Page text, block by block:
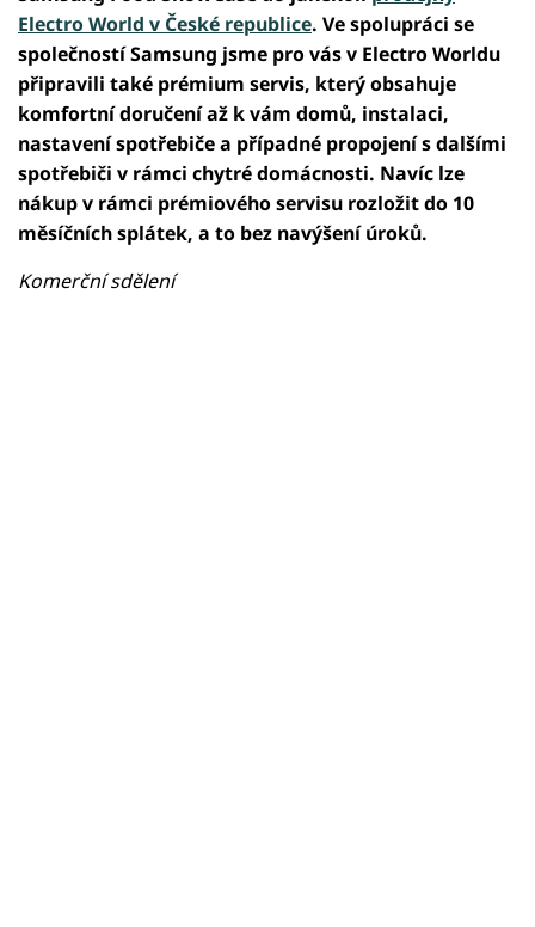
Electro World v České republice. Ve spolupráci se
společností Samsung jsme pro vás v Electro Worldu
připravili také prémium servis, který obsahuje
komfortní doručení až k vám domů, instalaci,
nastavení spotřebiče a případné propojení s dalšími
spotřebiči v rámci chytré domácnosti. Navíc lze
nákup v rámci prémiového servisu rozložit do 10
měsíčních splátek, a to bez navýšení úroků.
Komerční sdělení